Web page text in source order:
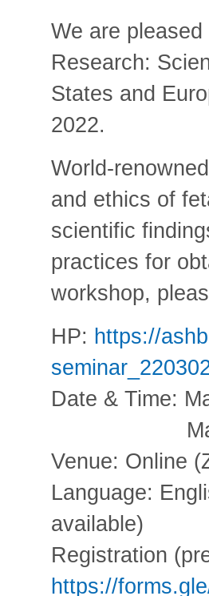
We are
Research:
States and
2022.
World-
and ethics of
scientific
practices for
workshop,
HP: https://
Date & Time:
March 4
Venue: Online
Language:
available)
Registration
https://